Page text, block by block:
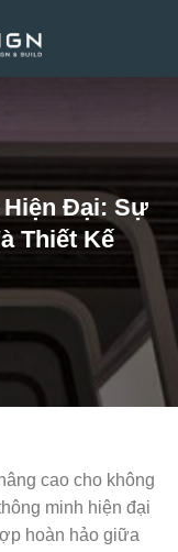
Đại: Sự
Thiết Kế
cao cho không
minh hiện đại
hoàn hảo giữa